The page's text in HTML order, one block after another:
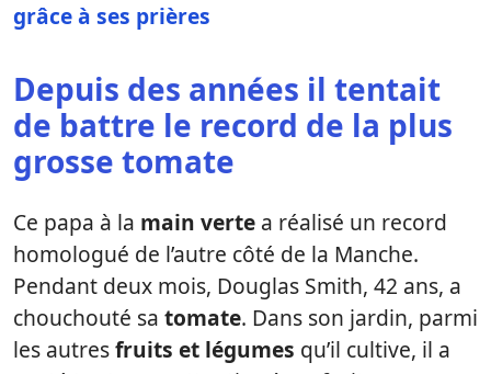
grâce à ses prières
Depuis des années il tentait
de battre le record de la plus
grosse tomate
Ce papa à la main verte a réalisé un record
homologué de l’autre côté de la Manche.
Pendant deux mois, Douglas Smith, 42 ans, a
chouchouté sa tomate. Dans son jardin, parmi
les autresfruits et légumes qu’il cultive, il a